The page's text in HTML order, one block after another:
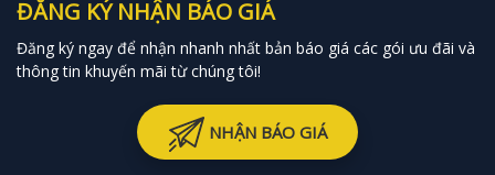
ĐĂNG KÝ NHẬN BÁO GIÁ
Đăng ký ngay để nhận nhanh nhất bản báo giá các gói ưu đãi và
thông tin khuyến mãi từ chúng tôi!
NHẬN BÁO GIÁ